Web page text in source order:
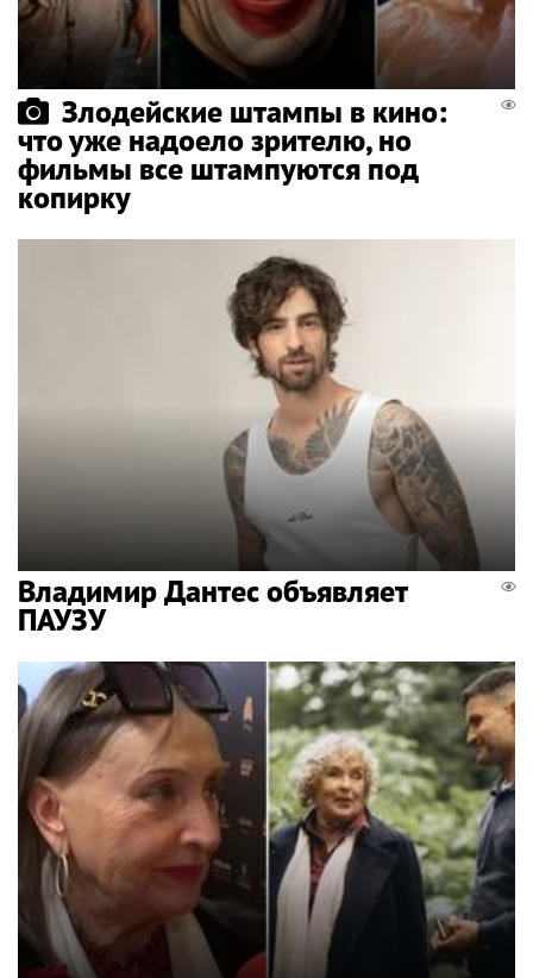
Злодейские штампы в кино:
что уже надоело зрителю, но
фильмы все штампуются под
копирку
Владимир Дантес объявляет
ПАУЗУ